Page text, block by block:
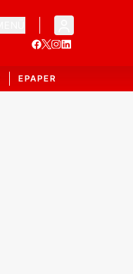
EPAPER